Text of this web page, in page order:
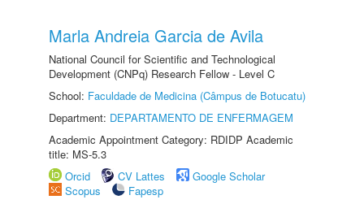
Marla Andreia Garcia de Avila
National Council for Scientific and Technological
Development (CNPq) Research Fellow - Level C
School: Faculdade de Medicina (Câmpus de Botucatu)
Department: DEPARTAMENTO DE ENFERMAGEM
Academic Appointment Category: RDIDP Academic
title: MS-5.3
Orcid
CV Lattes
Google Scholar
Scopus
Fapesp